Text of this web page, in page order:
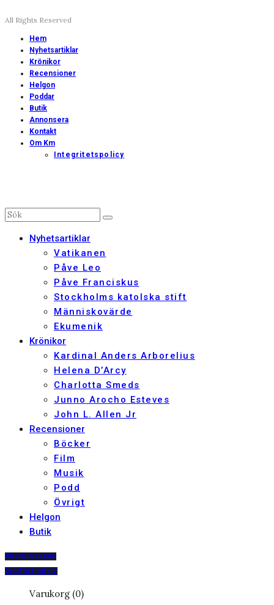
All Rights Reserved
Hem
Nyhetsartiklar
Krönikor
Recensioner
Helgon
Poddar
Butik
Annonsera
Kontakt
Om Km
Integritetspolicy
Nyhetsartiklar
Vatikanen
Påve Leo
Påve Franciskus
Stockholms katolska stift
Människovärde
Ekumenik
Krönikor
Kardinal Anders Arborelius
Helena D’Arcy
Charlotta Smeds
Junno Arocho Esteves
John L. Allen Jr
Recensioner
Böcker
Film
Musik
Podd
Övrigt
Helgon
Butik
PRENUMERERA
DIGITALT ARKIV
Varukorg (0)